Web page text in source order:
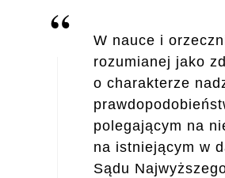
W nauce i
rozumianej jako
o charakterze
polegającym na
na istniejącym w
Sądu